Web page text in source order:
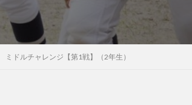
ミドルチャレンジ【第1戦】（2年生）